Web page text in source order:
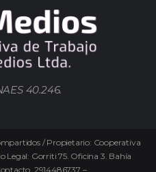
40.246.
/ Propietario: Cooperativa
Legal: Gorriti 75. Oficina 3. Bahía
2914486737 –